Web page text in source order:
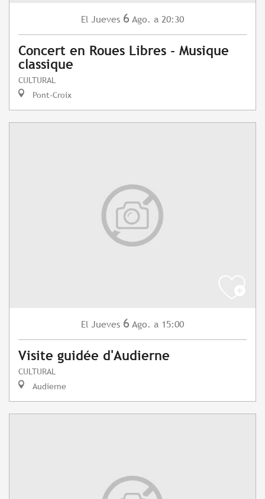
El Jueves 6 Ago. a 20:30
Concert en Roues Libres - Musique
classique
CULTURAL
Pont-Croix
El Jueves 6 Ago. a 15:00
Visite guidée d'Audierne
CULTURAL
Audierne